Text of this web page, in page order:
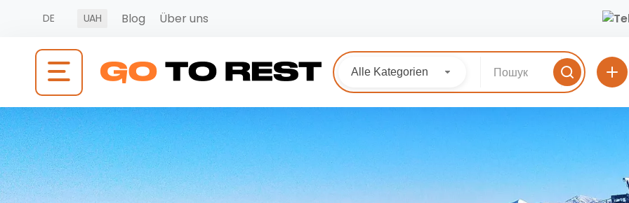
DE UAH Blog Über uns
Alle Kategorien